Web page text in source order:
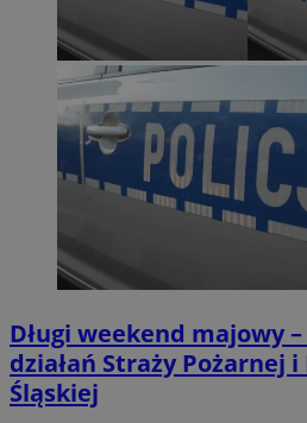
Długi weekend majowy
działań Straży Pożarnej
Śląskiej